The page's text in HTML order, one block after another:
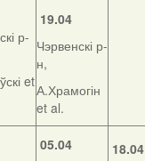
р-
et
19.04
Чэрвенскі р-
н,
А.Храмогін
et al.
05.04
18.04